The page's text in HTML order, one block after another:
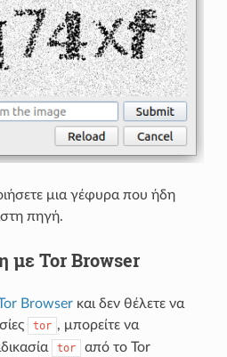
μια γέφυρα που ήδη
πηγή.
με Tor Browser
Browserκαι δεν θέλετε να
tor , μπορείτε να
tor από το Tor